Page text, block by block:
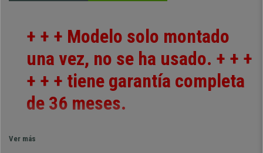
+ + + Modelo solo montado
una vez, no se ha usado. + + +
+ + + tiene garantía completa
de 36 meses.
Os presentamos la mesa auxiliar
Ver más